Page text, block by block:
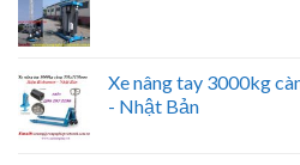
Xe nâng tay 3000kg
- Nhật Bản